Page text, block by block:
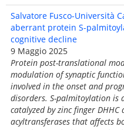
Salvatore Fusco-Università
aberrant protein S-
cognitive decline
9 Maggio 2025
Protein post-translational
modulation of synaptic
involved in the onset and
disorders. S-palmitoylation
catalyzed by zinc finger DHHC
acyltransferases that affects